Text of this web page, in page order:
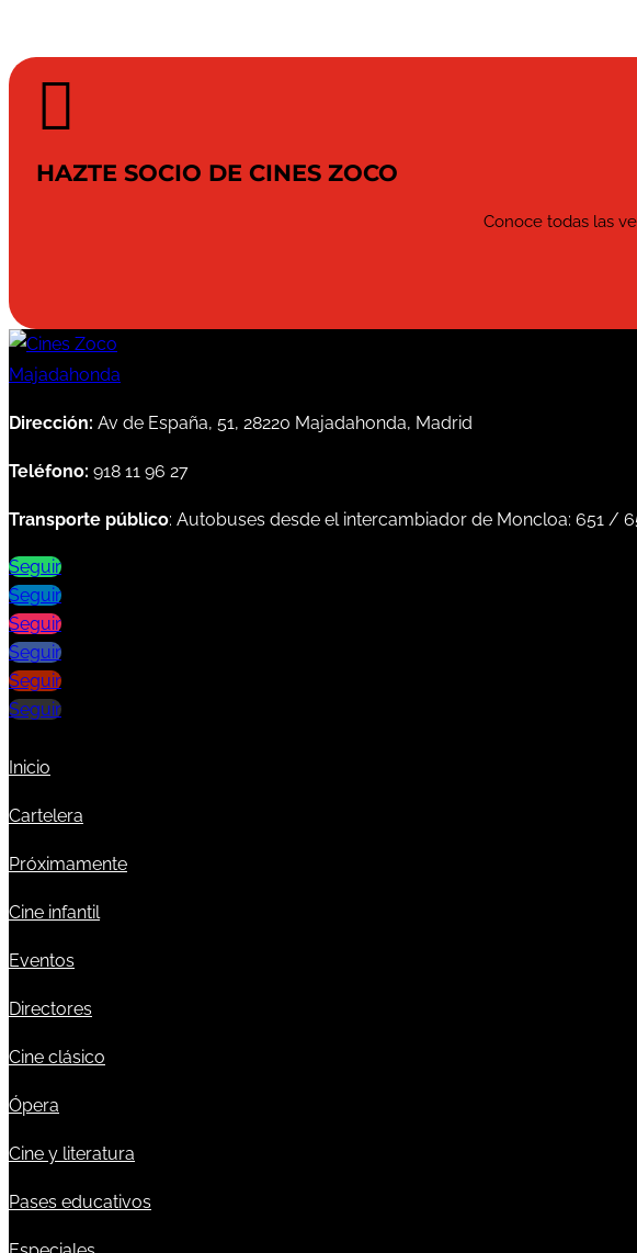

HAZTE SOCIO DE CINES ZOCO
Conoce todas las
Dirección: Av de España, 51, 28220 Majadahonda, Madrid
Teléfono: 918 11 96 27
Transporte público: Autobuses desde el intercambiador de Moncloa: 651 /
Seguir
Seguir
Seguir
Seguir
Seguir
Seguir
Inicio
Cartelera
Próximamente
Cine infantil
Eventos
Directores
Cine clásico
Ópera
Cine y literatura
Pases educativos